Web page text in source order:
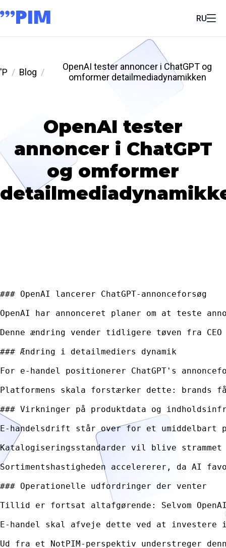
RU
'P Blog
OpenAI tester annoncer i ChatGPT og
omformer detailmediadynamikken
OpenAI tester
annoncer i ChatGPT
og omformer
### OpenAI lancerer ChatGPT-annonceforsøg
OpenAI har annonceret planer om at teste
Denne ændring vender tidligere tøven fra
### Ændring i detailmediers dynamik
For e-handel positionerer ChatGPT's
Platformens skala forstærker dette: brands
### Virkninger på produktdata og
E-handelsdrift står over for et umiddelbart
Katalogiseringsstandarder vil blive
Sortimentshastigheden accelererer, da AI
### Operationelle udfordringer der venter
Tillid er fortsat altafgørende: Selvom
E-handel skal afveje dette ved at